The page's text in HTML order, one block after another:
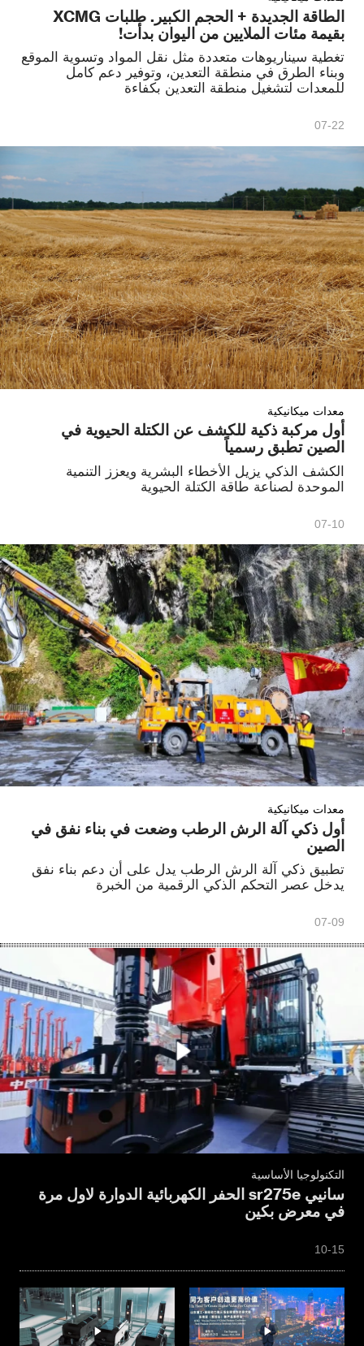
الطاقة الجديدة + الحجم الكبير. طلبات XCMG
بقيمة مئات الملايين من اليوان بدأت!
تغطية سيناريوهات متعددة مثل نقل المواد وتسوية الموقع
وبناء الطرق في منطقة التعدين، وتوفير دعم كامل
للمعدات لتشغيل منطقة التعدين بكفاءة
07-22
معدات ميكانيكية
أول مركبة ذكية للكشف عن الكتلة الحيوية في
الصين تطبق رسمياً
الكشف الذكي يزيل الأخطاء البشرية ويعزز التنمية
الموحدة لصناعة طاقة الكتلة الحيوية
07-10
معدات ميكانيكية
أول ذكي آلة الرش الرطب وضعت في بناء نفق في
الصين
تطبيق ذكي آلة الرش الرطب يدل على أن دعم بناء نفق
يدخل عصر التحكم الذكي الرقمية من الخبرة
07-09
التكنولوجيا الأساسية
سانيي sr275e الحفر الكهربائية الدوارة لاول مرة
في معرض بكين
10-15